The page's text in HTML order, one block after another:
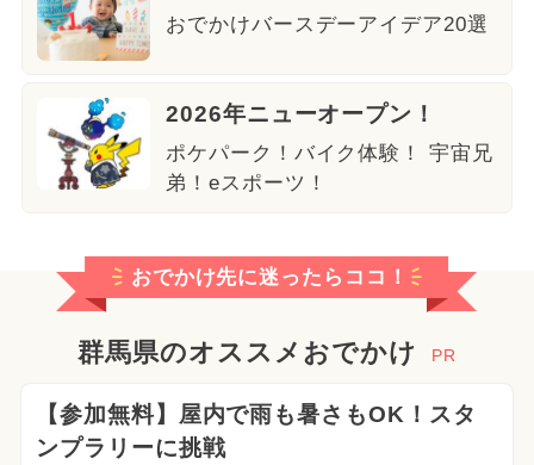
おでかけバースデーアイデア20選
2026年ニューオープン！
ポケパーク！バイク体験！ 宇宙兄
弟！eスポーツ！
おでかけ先に迷ったらココ！
群馬県のオススメおでかけ PR
【参加無料】屋内で雨も暑さもOK！スタ
ンプラリーに挑戦